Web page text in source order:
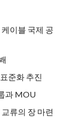
이블 국제 공
준화 추진
과 MOU
류의 장 마련